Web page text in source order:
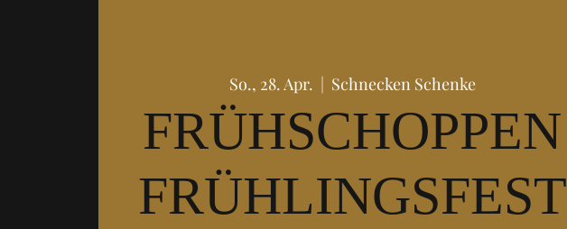
So., 28. Apr.
  |
Schnecken Schenke
FRÜHSCHOPPEN
FRÜHLINGSFEST